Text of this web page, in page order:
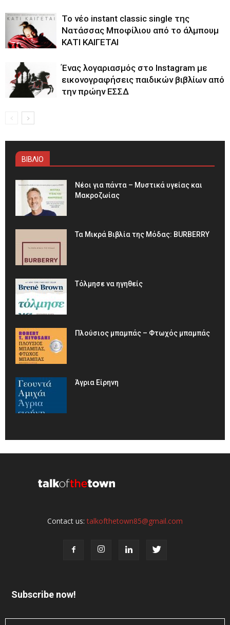
Το νέο instant classic single της
Νατάσσας Μποφίλιου από το άλμπουμ
ΚΑΤΙ ΚΑΙΓΕΤΑΙ
Ένας λογαριασμός στο Instagram με
εικονογραφήσεις παιδικών βιβλίων από
την πρώην ΕΣΣΔ
ΒΙΒΛΙΟ
Νέοι για πάντα – Μυστικά υγείας και
Μακροζωίας
Τα Μικρά Βιβλία της Μόδας: BURBERRY
Τόλμησε να ηγηθείς
Πλούσιος μπαμπάς – Φτωχός μπαμπάς
Άγρια Είρηνη
Contact us:talkofthetown85@gmail.com
Subscribe now!